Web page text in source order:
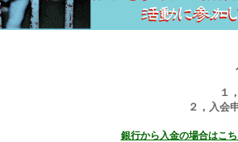
１
２，入会
銀行から入金の場合はこ